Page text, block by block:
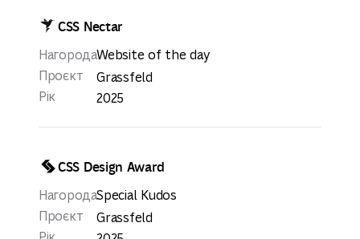
CSS Nectar
НагородаWebsite of the day
Проєкт
Grassfeld
Рік
2025
CSS Design Award
НагородаSpecial Kudos
Проєкт
Grassfeld